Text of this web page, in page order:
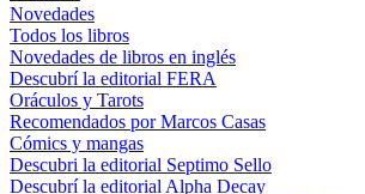
Novedades
Todos los libros
Novedades de libros en inglés
Descubrí la editorial FERA
Oráculos y Tarots
Recomendados por Marcos Casas
Cómics y mangas
Descubri la editorial Septimo Sello
Descubrí la editorial Alpha Decay